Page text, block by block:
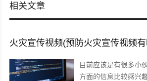
相关文章
火灾宣传视频(预防火灾宣传视频
目前应该是有很多小
方面的信息比较感兴